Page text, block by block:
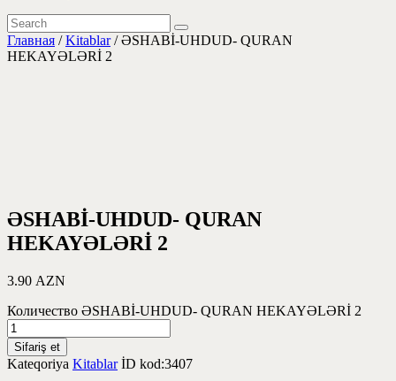
Главная /Kitablar/ ƏSHABİ-UHDUD- QURAN
HEKAYƏLƏRİ 2
ƏSHABİ-UHDUD- QURAN
HEKAYƏLƏRİ 2
3.90 AZN
Количество ƏSHABİ-UHDUD- QURAN HEKAYƏLƏRİ 2
Sifariş et
Kateqoriya Kitablar İD kod:3407